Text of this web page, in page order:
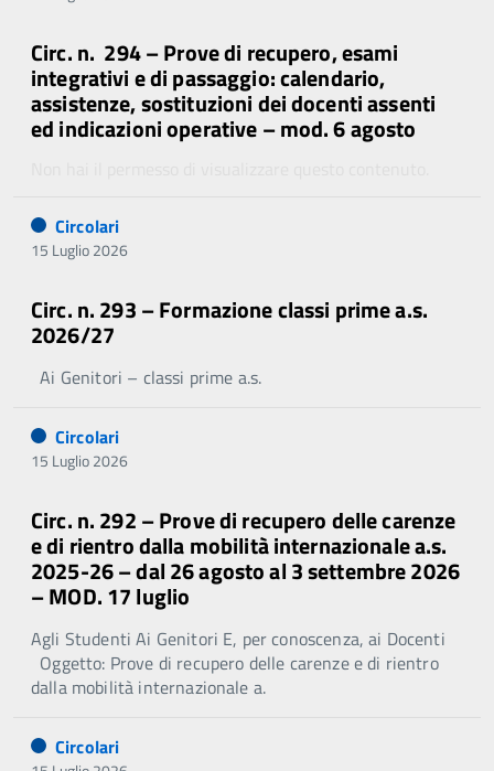
Circ. n. 294 – Prove di recupero, esami
integrativi e di passaggio: calendario,
assistenze, sostituzioni dei docenti assenti
ed indicazioni operative – mod. 6 agosto
Circolari
15 Luglio 2026
Circ. n. 293 – Formazione classi prime a.s.
2026/27
Ai Genitori – classi prime a.s.
Circolari
15 Luglio 2026
Circ. n. 292 – Prove di recupero delle carenze
e di rientro dalla mobilità internazionale a.s.
2025-26 – dal 26 agosto al 3 settembre 2026
– MOD. 17 luglio
Agli Studenti Ai Genitori E, per conoscenza, ai Docenti
Oggetto: Prove di recupero delle carenze e di rientro
dalla mobilità internazionale a.
Circolari